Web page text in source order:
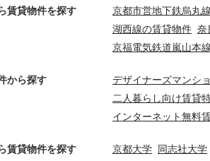
賃貸物件を探す
京都市営地下鉄烏丸
湖西線の賃貸物件 奈
京福電気鉄道嵐山本
から探す
デザイナーズマンシ
二人暮らし向け賃貸
インターネット無料
賃貸物件を探す 京都大学 同志社大学